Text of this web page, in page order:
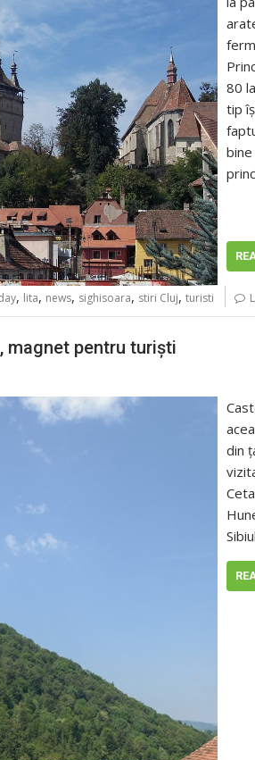
80
tip
, lita, news, sighisoara, stiri Cluj, turisti
magnet pentru turişti
din